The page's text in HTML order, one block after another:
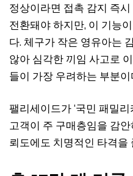
정상이라면 접촉 감지 즉
전환돼야 하지만, 이 기능
다. 체구가 작은 영유아는
않아 심각한 끼임 사고로
들이 가장 우려하는 부분이
팰리세이드가 ‘국민 패밀
고객이 주 구매층임을 감
뢰도에도 치명적인 타격을